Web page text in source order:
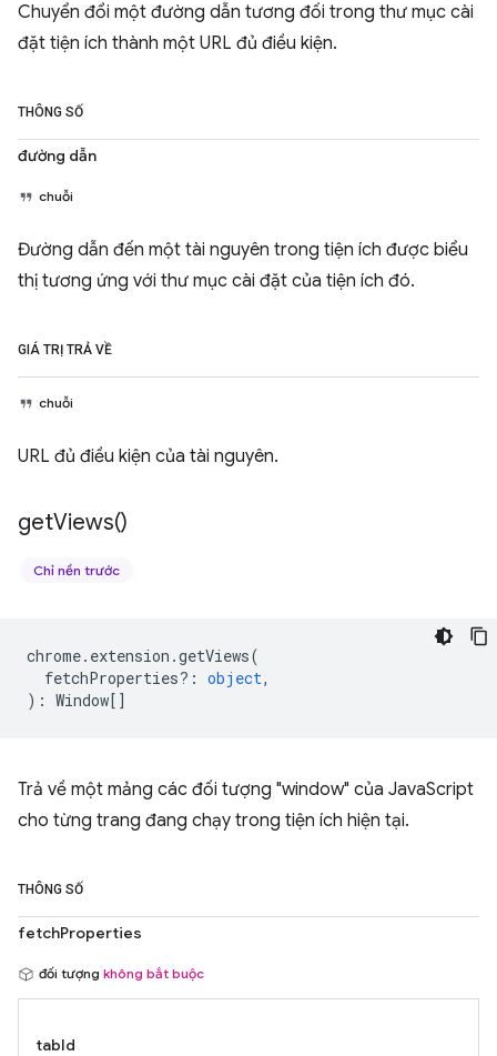
Chuyển đổi một đường dẫn tương đối trong thư mục cài
đặt tiện ích thành một URL đủ điều kiện.
THÔNG SỐ
đường dẫn
chuỗi
Đường dẫn đến một tài nguyên trong tiện ích được biểu
thị tương ứng với thư mục cài đặt của tiện ích đó.
GIÁ TRỊ TRẢ VỀ
chuỗi
URL đủ điều kiện của tài nguyên.
getViews()
Chỉ nền trước
chrome. extension .getViews(
fetchProperties? : object,
) : Window[]
Trả về một mảng các đối tượng "window" của JavaScript
cho từng trang đang chạy trong tiện ích hiện tại.
THÔNG SỐ
fetchProperties
đối tượng không bắt buộc
tabId